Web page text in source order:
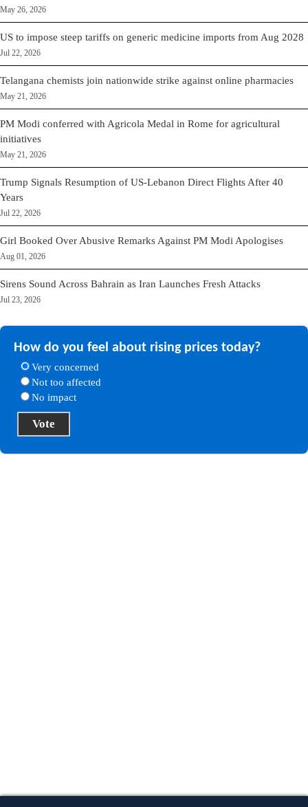
May 26, 2026
US to impose steep tariffs on generic medicine imports from Aug 2028
Jul 22, 2026
Telangana chemists join nationwide strike against online pharmacies
May 21, 2026
PM Modi conferred with Agricola Medal in Rome for agricultural
initiatives
May 21, 2026
Trump Signals Resumption of US-Lebanon Direct Flights After 40
Years
Jul 22, 2026
Girl Booked Over Abusive Remarks Against PM Modi Apologises
Aug 01, 2026
Sirens Sound Across Bahrain as Iran Launches Fresh Attacks
Jul 23, 2026
How do you feel about rising prices today?
Very concerned
Not too affected
No impact